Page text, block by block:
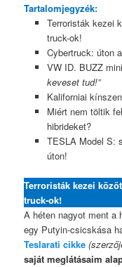
Tartalomjegyzék:
Terroristák kezei
truck-ok!
Cybertruck: úton
VW ID. BUZZ
keveset tud!”
Kaliforniai
Miért nem töltik
hibrideket?
TESLA Model S:
úton!
Terroristák kezei
truck-ok!
A héten nagyot ment a
egy Putyin-csicskása
Teslarati cikke
saját meglátásaim